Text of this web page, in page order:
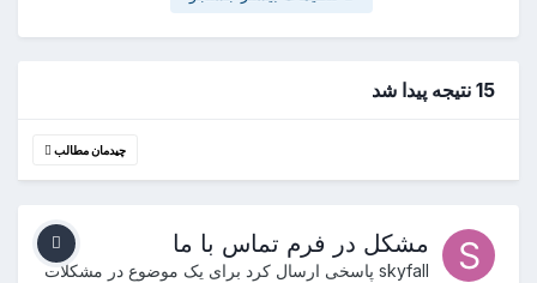
15 نتیجه پیدا شد
چیدمان مطالب
مشکل در فرم تماس با ما
skyfall پاسخی ارسال کرد برای یک موضوع در مشکلات